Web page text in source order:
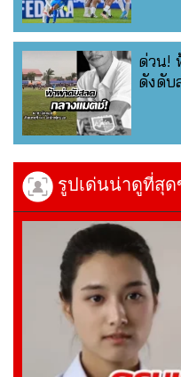
ด่วน!
ดังดับ
รูปเด่นน่าดูที่สุ